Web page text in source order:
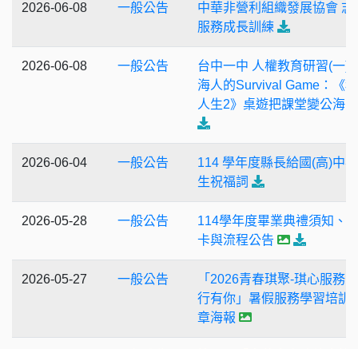
2026-06-08 一般公告
中華非營利組織發展協會 志
服務成長訓練
2026-06-08 一般公告
台中一中 人權教育研習(一)
海人的Survival Game：《
人生2》桌遊把課堂變公海
2026-06-04 一般公告
114 學年度縣長給國(高)中
生祝福詞
2026-05-28 一般公告
114學年度畢業典禮須知、
卡與流程公告
2026-05-27 一般公告
「2026青春琪聚-琪心服務
行有你」暑假服務學習培訓
章海報